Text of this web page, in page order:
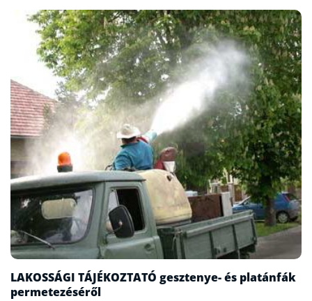
LAKOSSÁGI TÁJÉKOZTATÓ gesztenye- és platánfák
permetezéséről